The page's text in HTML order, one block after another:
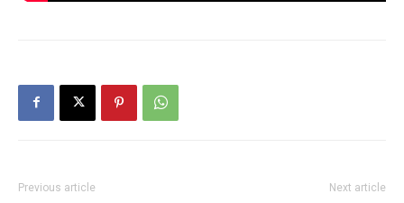
Previous article Next article